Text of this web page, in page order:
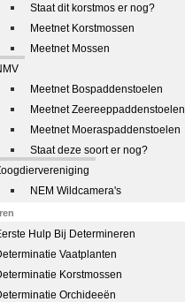
Staat dit korstmos er nog?
Meetnet Korstmossen
Meetnet Mossen
Meetnet Bospaddenstoelen
Meetnet Zeereeppaddenstoelen
Meetnet Moeraspaddenstoelen
Staat deze soort er nog?
NEM Wildcamera's
Hulp Bij Determineren
Vaatplanten
Korstmossen
Orchideeën